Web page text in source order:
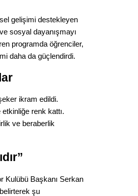
gelişimi destekleyen
sosyal dayanışmayı
programda öğrenciler,
daha da güçlendirdi.
ikram edildi.
renk kattı.
ve beraberlik
Kulübü Başkanı Serkan
şu